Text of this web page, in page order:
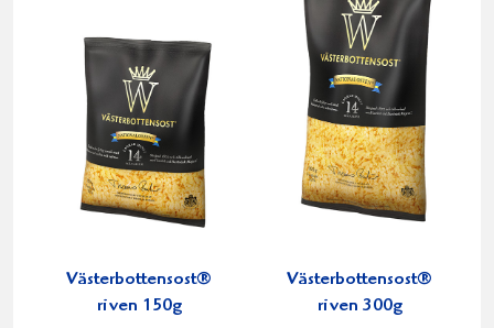
Västerbottensost®
riven 150g
Västerbottensost®
riven 300g